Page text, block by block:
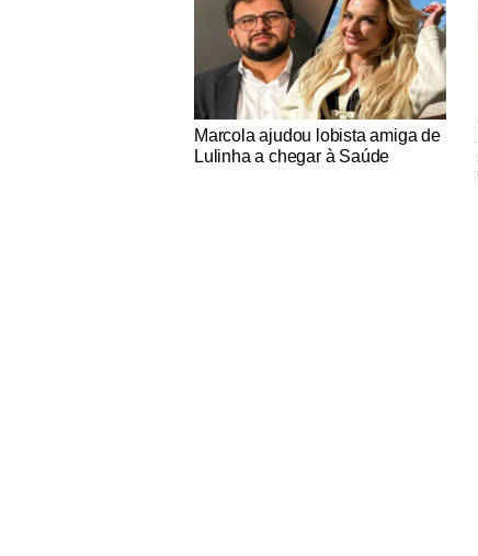
Notícias Católicas
Marcola ajudou lobista amiga de
Lulinha a chegar à Saúde